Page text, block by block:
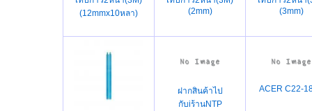
(12mmx10หลา)
(2mm)
(3mm)
ฝากสินค้าไป
กับiร้านNTP
ACER C22-